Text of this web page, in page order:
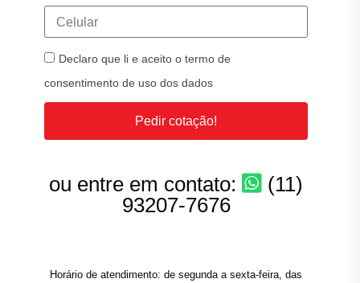
Declaro que li e aceito o termo de
consentimento de uso dos dados
Pedir cotação!
ou entre em contato:
(11)
93207-7676
Horário de atendimento: de segunda a sexta-feira, das